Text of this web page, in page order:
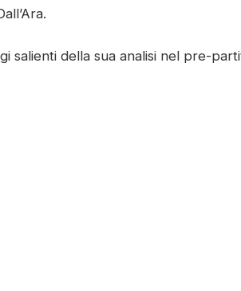
salienti della sua analisi nel pre-